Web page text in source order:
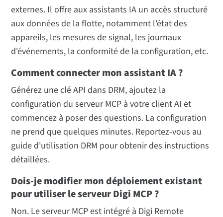
externes. Il offre aux assistants IA un accès structuré
aux données de la flotte, notamment l'état des
appareils, les mesures de signal, les journaux
d'événements, la conformité de la configuration, etc.
Comment connecter mon assistant IA ?
Générez une clé API dans DRM, ajoutez la
configuration du serveur MCP à votre client AI et
commencez à poser des questions. La configuration
ne prend que quelques minutes. Reportez-vous au
guide d'utilisation DRM pour obtenir des instructions
détaillées.
Dois-je modifier mon déploiement existant
pour utiliser le serveur Digi MCP ?
Non. Le serveur MCP est intégré à Digi Remote